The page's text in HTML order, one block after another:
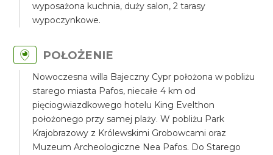
wyposażona kuchnia, duży salon, 2 tarasy
wypoczynkowe.
POŁOŻENIE
Nowoczesna willa Bajeczny Cypr położona w pobliżu
starego miasta Pafos, niecałe 4 km od
pięciogwiazdkowego hotelu King Evelthon
położonego przy samej plaży. W pobliżu Park
Krajobrazowy z Królewskimi Grobowcami oraz
Muzeum Archeologiczne Nea Pafos. Do Starego